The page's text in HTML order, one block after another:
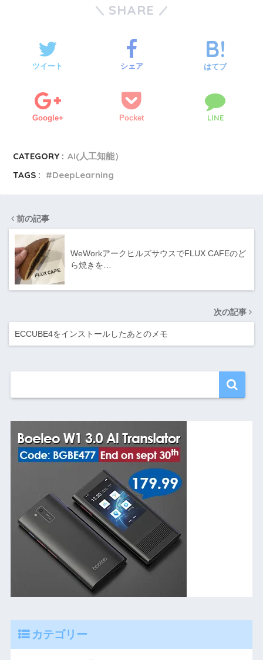
SHARE
ツイート シェア はてブ
Google+ Pocket LINE
CATEGORY : AI(人工知能）
TAGS :
DeepLearning
前の記事
WeWorkアークヒルズサウスでFLUX CAFEのど
ら焼きを…
次の記事
ECCUBE4をインストールしたあとのメモ
カテゴリー